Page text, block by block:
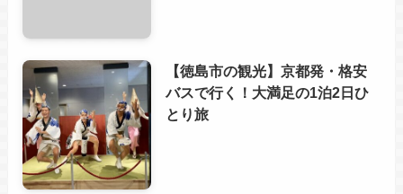
【徳島市の観光】京都発・格安
バスで行く！大満足の1泊2日ひ
とり旅